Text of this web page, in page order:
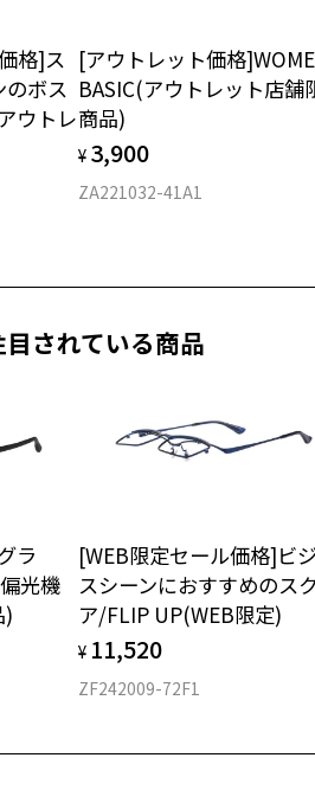
β-Ti
料
発見するために、定期的な視
たします。
調整無料
ムのみ購入して、
」をお選びいただくと、実店舗で
レンズ（標準セットレンズ）へ無
数を測定いただけます（無料）。
ロードしてお使いください。
格]ス
ボス
ウトレ
[アウトレット価格
BASIC(アウトレット店舗
商品)
¥ 3,900
ZA221032-41A1
されている商品
ラ
光機
)
[WEB限定セール価格]ビ
スシーンにおすすめのス
ア/FLIP UP(WEB限定)
¥ 11,520
ZF242009-72F1